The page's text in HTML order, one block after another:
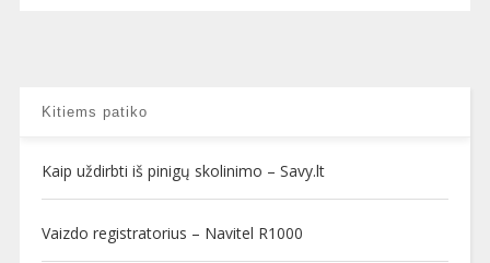
Kitiems patiko
Kaip uždirbti iš pinigų skolinimo – Savy.lt
Vaizdo registratorius – Navitel R1000